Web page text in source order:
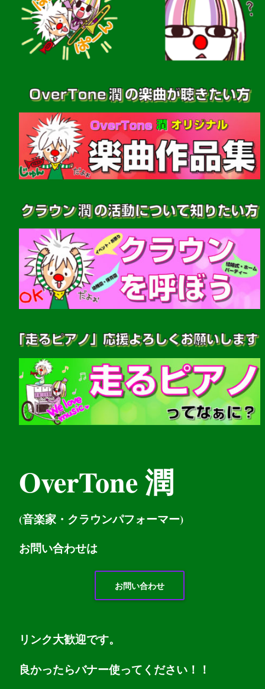
OverTone 潤
(音楽家・クラウンパフォーマー)
お問い合わせは
お問い合わせ
リンク大歓迎です。
良かったらバナー使ってください！！